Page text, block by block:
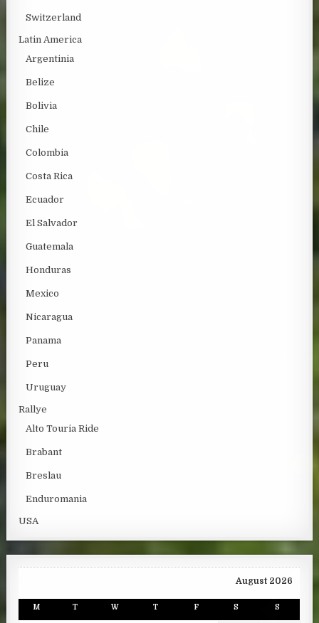
Switzerland
Latin America
Argentinia
Belize
Bolivia
Chile
Colombia
Costa Rica
Ecuador
El Salvador
Guatemala
Honduras
Mexico
Nicaragua
Panama
Peru
Uruguay
Rallye
Alto Touria Ride
Brabant
Breslau
Enduromania
USA
August 2026
M T W T F S S